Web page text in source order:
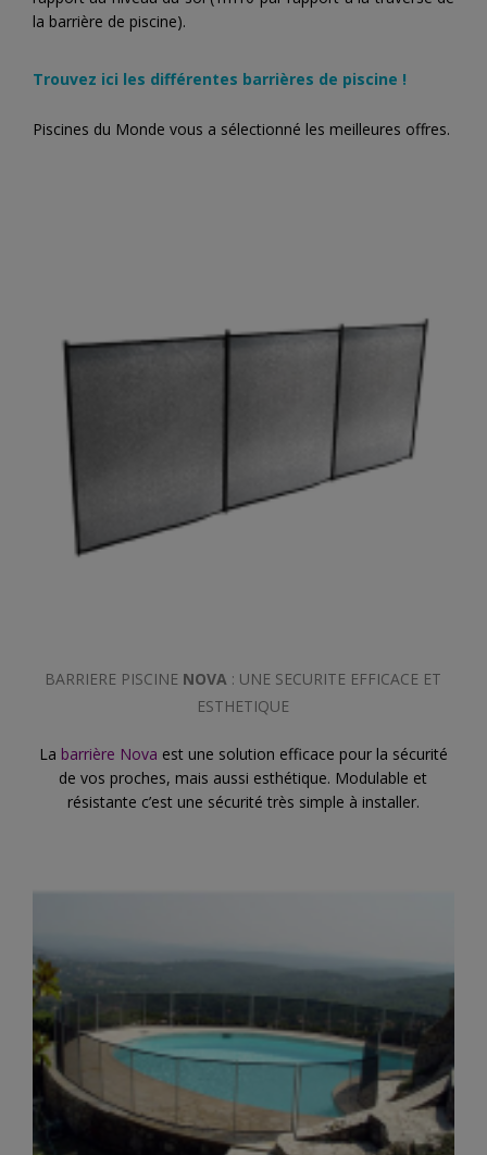
la barrière de piscine).
Trouvez ici les différentes barrières de piscine !
Piscines du Monde vous a sélectionné les meilleures offres.
BARRIERE PISCINE NOVA : UNE SECURITE EFFICACE ET
ESTHETIQUE
La barrière Nova est une solution efficace pour la sécurité
de vos proches, mais aussi esthétique. Modulable et
résistante c’est une sécurité très simple à installer.